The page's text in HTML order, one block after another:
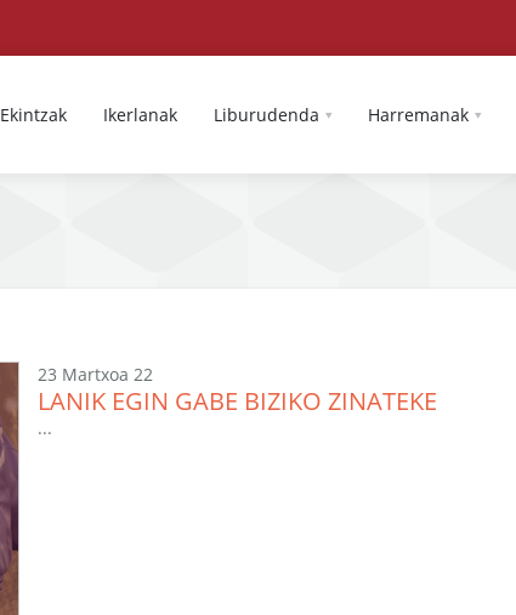
Ekintzak Ikerlanak Liburudenda Harremanak
23 Martxoa 22
LANIK EGIN GABE BIZIKO ZINATEKE
...